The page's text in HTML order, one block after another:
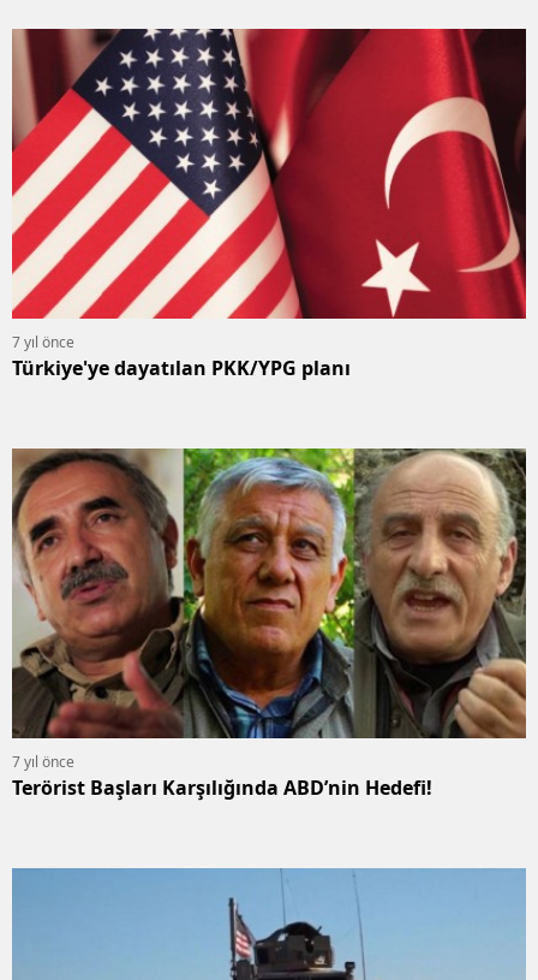
7 yıl önce
Türkiye'ye dayatılan PKK/YPG planı
7 yıl önce
Terörist Başları Karşılığında ABD’nin Hedefi!